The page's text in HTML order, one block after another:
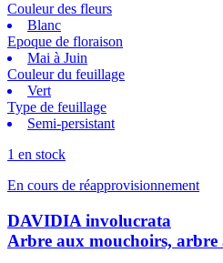
Couleur des fleurs
Blanc
Epoque de floraison
Mai à Juin
Couleur du feuillage
Vert
Type de feuillage
Semi-persistant
1 en stock
En cours de réapprovisionnement
DAVIDIA involucrata
Arbre aux mouchoirs, arbre